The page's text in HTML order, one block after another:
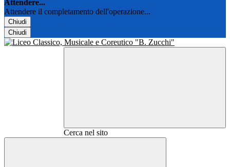
Attendere...
Attendere il completamento dell'operazione...
Chiudi
Chiudi
Cerca nel sito